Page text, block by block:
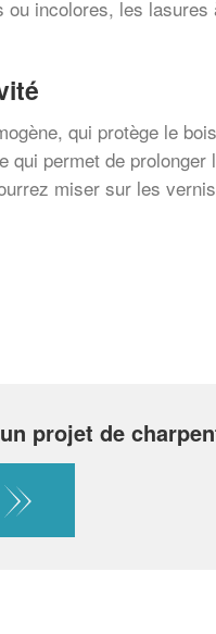
incolores, les
qui protège le
qui permet de
miser sur les
projet de